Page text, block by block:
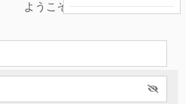
ようこそ !